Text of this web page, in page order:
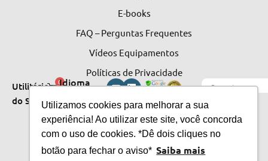
Utilizamos cookies para melhorar a sua
experiência! Ao utilizar este site, você concorda
com o uso de cookies. *Dê dois cliques no
botão para fechar o aviso* Saiba mais
E-books
FAQ – Perguntas Frequentes
Vídeos Equipamentos
Políticas de Privacidade
Utilitários
do Site
0Idioma
do Site